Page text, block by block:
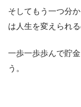
そしてもう一つ分
は人生を変えられる
一歩一歩歩んで貯
う。